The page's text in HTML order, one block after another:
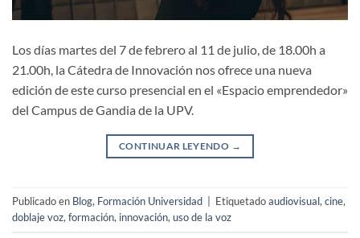
Los días martes del 7 de febrero al 11 de julio, de 18.00h a
21.00h, la Cátedra de Innovación nos ofrece una nueva
edición de este curso presencial en el «Espacio emprendedor»
del Campus de Gandia de la UPV.
CONTINUAR LEYENDO →
Publicado en Blog, Formación Universidad Etiquetadoaudiovisual, cine,
doblaje voz, formación, innovación, uso de la voz